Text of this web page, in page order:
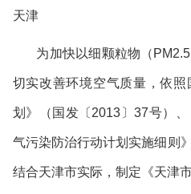
天津
为加快以细颗粒物（ PM2.5
切实改善环境空气质量，依
划》（国发〔 2013 〕37号）
气污染防治行动计划实施细则
结合天津市实际，制定《天津